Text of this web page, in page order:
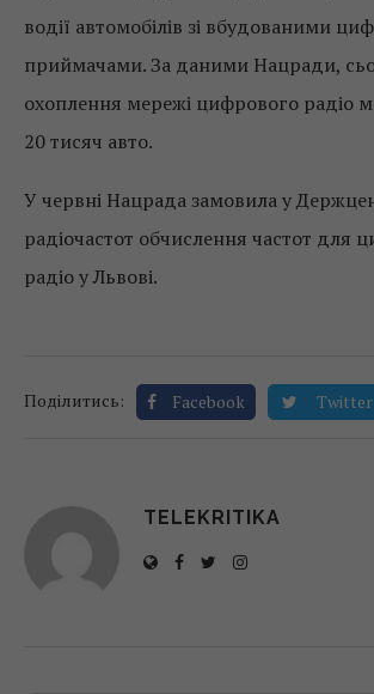
водії автомобілів зі вбудованими
приймачами. За даними Нацради,
охоплення мережі цифрового радіо
20 тисяч авто.
У червні Нацрада замовила у
радіочастот обчислення частот для
радіо у Львові.
Поділитись: Facebook Twitter
TELEKRITIKA